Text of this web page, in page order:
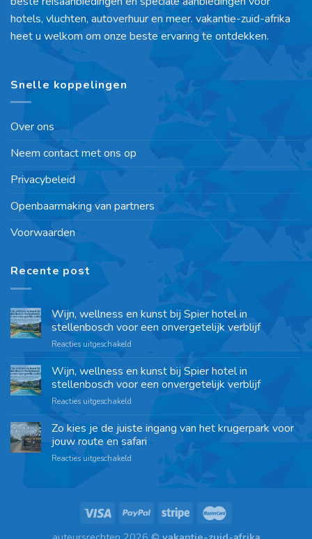
hotels, vluchten, autoverhuur en meer. vakantie-zuid-afrika
heet u welkom om onze beste ervaring te ontdekken.
Snelle koppelingen
Over ons
Neem contact met ons op
Privacybeleid
Openbaarmaking van partners
Voorwaarden
Recente post
Wijn, wellness en kunst bij Spier hotel in
stellenbosch voor een onvergetelijk verblijf
Reacties uitgeschakeld
Wijn, wellness en kunst bij Spier hotel in
stellenbosch voor een onvergetelijk verblijf
Reacties uitgeschakeld
Zo kies je de juiste ingang van het krugerpark voor
jouw route en safari
Reacties uitgeschakeld